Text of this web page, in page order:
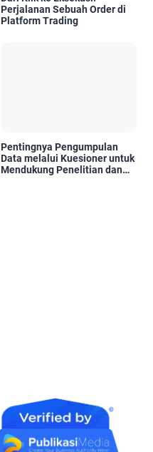
Perjalanan Sebuah Order di
Platform Trading
Pentingnya Pengumpulan
Data melalui Kuesioner untuk
Mendukung Penelitian dan